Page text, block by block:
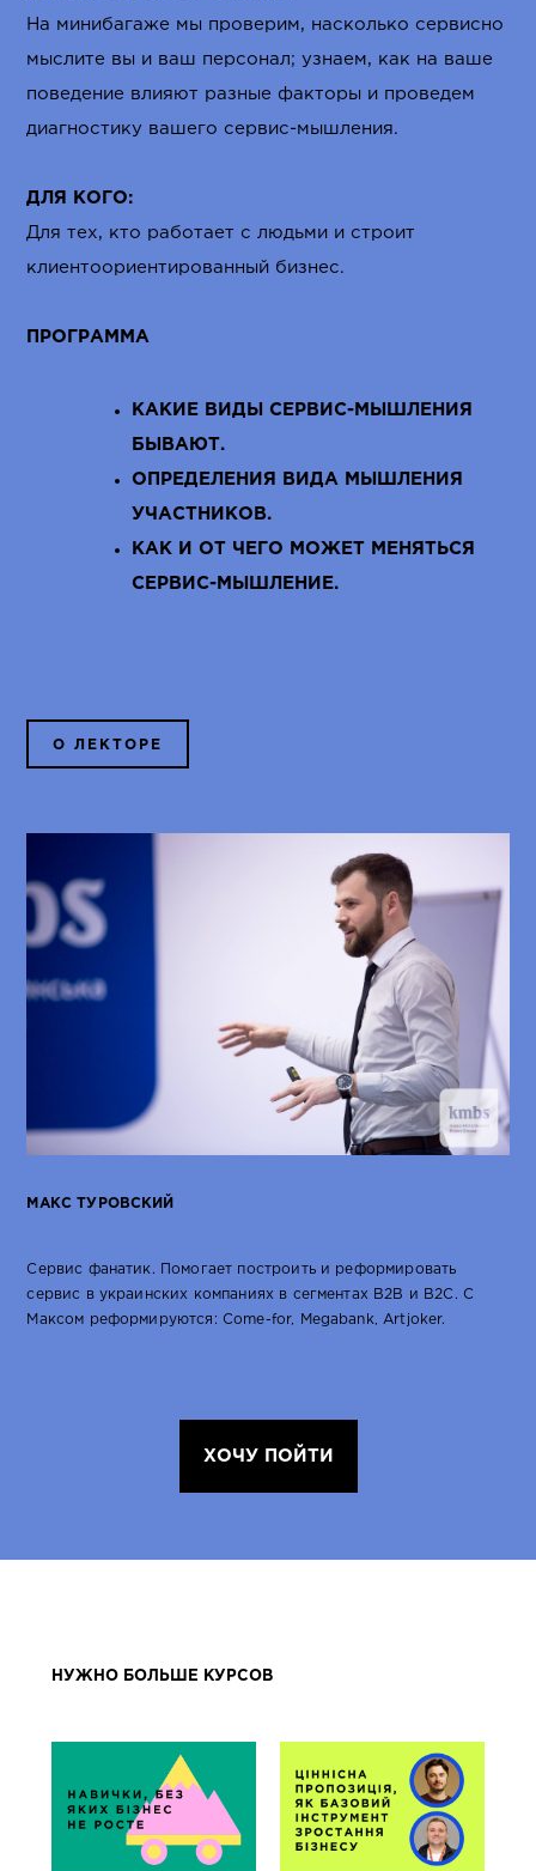
На минибагаже мы проверим, насколько сервисно
мыслите вы и ваш персонал; узнаем, как на ваше
поведение влияют разные факторы и проведем
диагностику вашего сервис-мышления.
ДЛЯ КОГО:
Для тех, кто работает с людьми и строит
клиентоориентированный бизнес.
ПРОГРАММА
КАКИЕ ВИДЫ СЕРВИС-МЫШЛЕНИЯ
БЫВАЮТ.
ОПРЕДЕЛЕНИЯ ВИДА МЫШЛЕНИЯ
УЧАСТНИКОВ.
КАК И ОТ ЧЕГО МОЖЕТ МЕНЯТЬСЯ
СЕРВИС-МЫШЛЕНИЕ.
О ЛЕКТОРЕ
МАКС ТУРОВСКИЙ
Сервис фанатик. Помогает построить и реформировать
сервис в украинских компаниях в сегментах B2B и В2С. С
Максом реформируются: Come-for, Megabank, Artjoker.
ХОЧУ ПОЙТИ
НУЖНО БОЛЬШЕ КУРСОВ